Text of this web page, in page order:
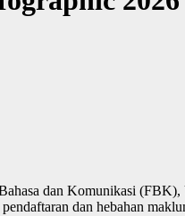
dan Komunikasi
dan hebahan